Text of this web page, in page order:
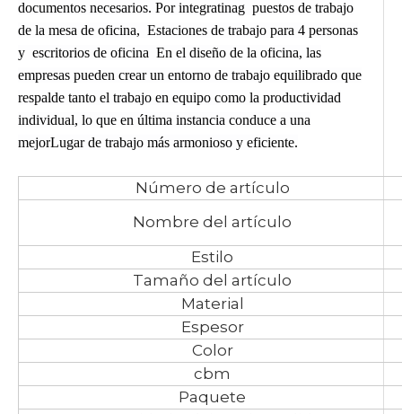
documentos necesarios. Por integratinag puestos de trabajo
de la mesa de oficina, Estaciones de trabajo para 4 personas
y escritorios de oficina En el diseño de la oficina, las
empresas pueden crear un entorno de trabajo equilibrado que
respalde tanto el trabajo en equipo como la productividad
individual, lo que en última instancia conduce a una
mejorLugar de trabajo más armonioso y eficiente.
Número de artículo
Nombre del artículo
Estilo
Tamaño del artículo
Material
Espesor
Color
cbm
Paquete